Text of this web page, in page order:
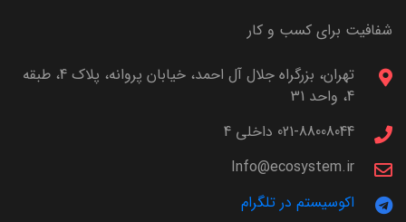
شفافیت برای کسب و کار
تهران، بزرگراه جلال آل احمد، خیابان پروانه، پلاک 4، طبقه
4، واحد 31
021-88008044 داخلی 4
Info@ecosystem.ir
اکوسیستم در تلگرام